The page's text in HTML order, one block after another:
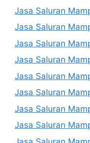
Jasa Saluran
Jasa Saluran
Jasa Saluran
Jasa Saluran
Jasa Saluran
Jasa Saluran
Jasa Saluran
Jasa Saluran